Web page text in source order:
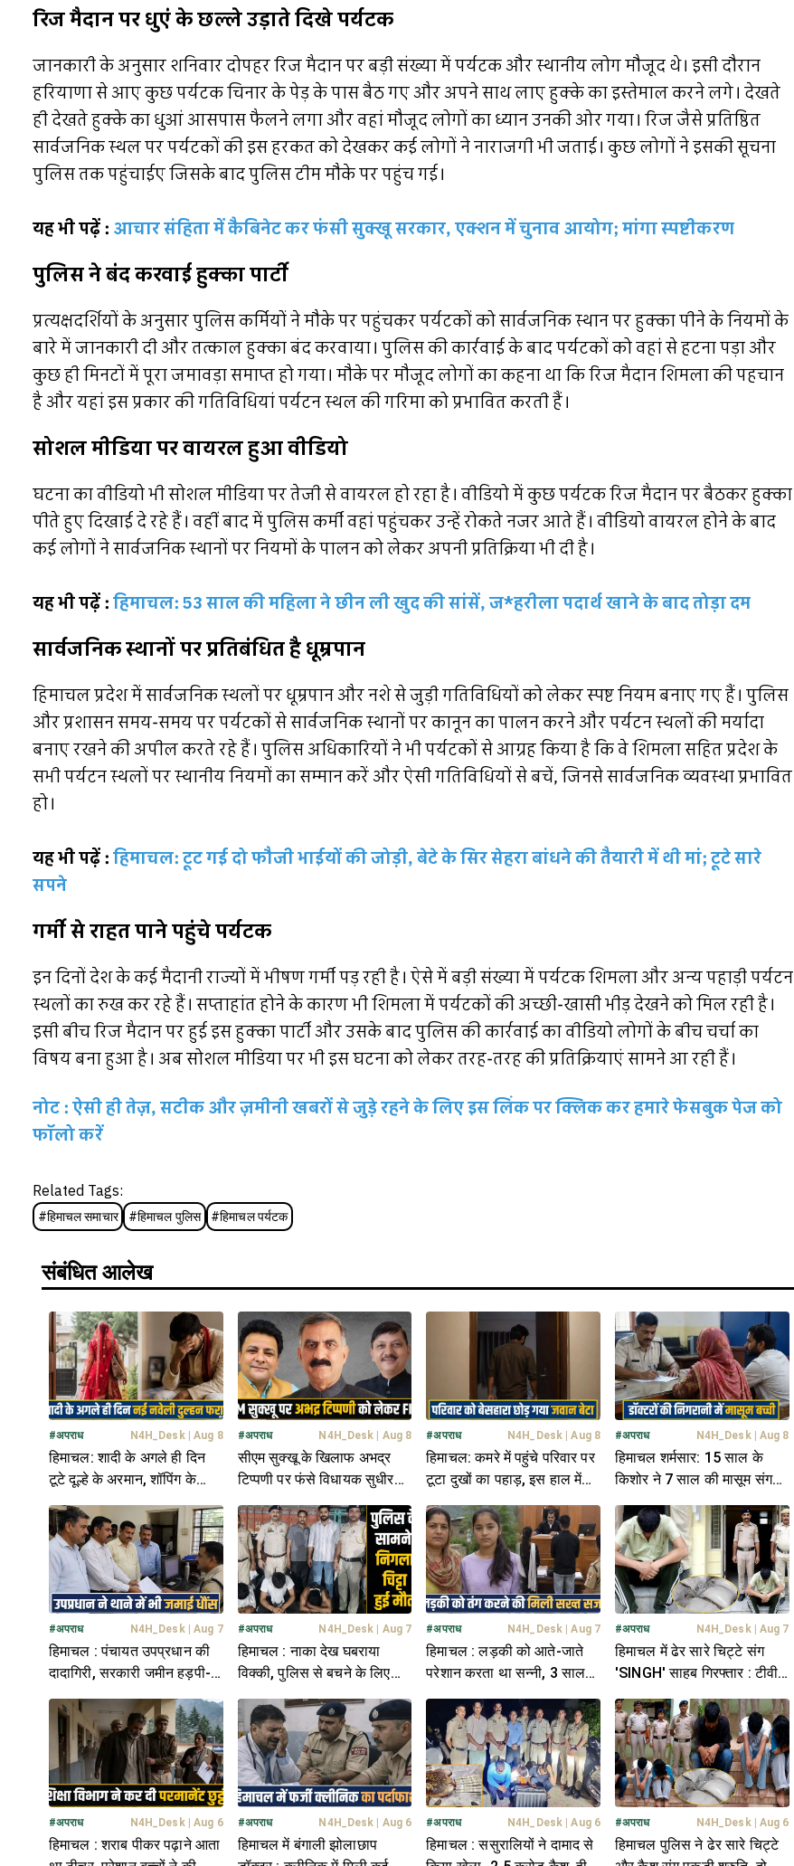
रिज मैदान पर धुएं के छल्ले उड़ाते दिखे पर्यटक
जानकारी के अनुसार शनिवार दोपहर रिज मैदान पर बड़ी संख्या में पर्यटक और स्थानीय लोग मौजूद थे। इसी दौरान
हरियाणा से आए कुछ पर्यटक चिनार के पेड़ के पास बैठ गए और अपने साथ लाए हुक्के का इस्तेमाल करने लगे। देखते
ही देखते हुक्के का धुआं आसपास फैलने लगा और वहां मौजूद लोगों का ध्यान उनकी ओर गया। रिज जैसे प्रतिष्ठित
सार्वजनिक स्थल पर पर्यटकों की इस हरकत को देखकर कई लोगों ने नाराजगी भी जताई। कुछ लोगों ने इसकी सूचना
पुलिस तक पहुंचाईए जिसके बाद पुलिस टीम मौके पर पहुंच गई।
यह भी पढ़ें : आचार संहिता में कैबिनेट कर फंसी सुक्खू सरकार, एक्शन में चुनाव आयोग; मांगा स्पष्टीकरण
पुलिस ने बंद करवाई हुक्का पार्टी
प्रत्यक्षदर्शियों के अनुसार पुलिस कर्मियों ने मौके पर पहुंचकर पर्यटकों को सार्वजनिक स्थान पर हुक्का पीने के नियमों के
बारे में जानकारी दी और तत्काल हुक्का बंद करवाया। पुलिस की कार्रवाई के बाद पर्यटकों को वहां से हटना पड़ा और
कुछ ही मिनटों में पूरा जमावड़ा समाप्त हो गया। मौके पर मौजूद लोगों का कहना था कि रिज मैदान शिमला की पहचान
है और यहां इस प्रकार की गतिविधियां पर्यटन स्थल की गरिमा को प्रभावित करती हैं।
सोशल मीडिया पर वायरल हुआ वीडियो
घटना का वीडियो भी सोशल मीडिया पर तेजी से वायरल हो रहा है। वीडियो में कुछ पर्यटक रिज मैदान पर बैठकर हुक्का
पीते हुए दिखाई दे रहे हैं। वहीं बाद में पुलिस कर्मी वहां पहुंचकर उन्हें रोकते नजर आते हैं। वीडियो वायरल होने के बाद
कई लोगों ने सार्वजनिक स्थानों पर नियमों के पालन को लेकर अपनी प्रतिक्रिया भी दी है।
यह भी पढ़ें :हिमाचल: 53 साल की महिला ने छीन ली खुद की सांसें, ज*हरीला पदार्थ खाने के बाद तोड़ा दम
सार्वजनिक स्थानों पर प्रतिबंधित है धूम्रपान
हिमाचल प्रदेश में सार्वजनिक स्थलों पर धूम्रपान और नशे से जुड़ी गतिविधियों को लेकर स्पष्ट नियम बनाए गए हैं। पुलिस
और प्रशासन समय-समय पर पर्यटकों से सार्वजनिक स्थानों पर कानून का पालन करने और पर्यटन स्थलों की मर्यादा
बनाए रखने की अपील करते रहे हैं। पुलिस अधिकारियों ने भी पर्यटकों से आग्रह किया है कि वे शिमला सहित प्रदेश के
सभी पर्यटन स्थलों पर स्थानीय नियमों का सम्मान करें और ऐसी गतिविधियों से बचें, जिनसे सार्वजनिक व्यवस्था प्रभावित
हो।
यह भी पढ़ें :हिमाचल: टूट गई दो फौजी भाईयों की जोड़ी, बेटे के सिर सेहरा बांधने की तैयारी में थी मां; टूटे सारे
सपने
गर्मी से राहत पाने पहुंचे पर्यटक
इन दिनों देश के कई मैदानी राज्यों में भीषण गर्मी पड़ रही है। ऐसे में बड़ी संख्या में पर्यटक शिमला और अन्य पहाड़ी पर्यटन
स्थलों का रुख कर रहे हैं। सप्ताहांत होने के कारण भी शिमला में पर्यटकों की अच्छी-खासी भीड़ देखने को मिल रही है।
इसी बीच रिज मैदान पर हुई इस हुक्का पार्टी और उसके बाद पुलिस की कार्रवाई का वीडियो लोगों के बीच चर्चा का
विषय बना हुआ है। अब सोशल मीडिया पर भी इस घटना को लेकर तरह-तरह की प्रतिक्रियाएं सामने आ रही हैं।
नोट : ऐसी ही तेज़, सटीक और ज़मीनी खबरों से जुड़े रहने के लिए इस लिंक पर क्लिक कर हमारे फेसबुक पेज को
फॉलो करें
Related Tags:
#हिमाचल समाचार #हिमाचल पुलिस #हिमाचल पर्यटक
संबंधित आलेख
#अपराध N4H_Desk| Aug 8
हिमाचल: शादी के अगले ही दिन
टूटे दूल्हे के अरमान, शॉपिंग के
बहाने निकली नई नवेली दुल्हन
फरार
#अपराध N4H_Desk Aug 8
सीएम सुक्खू के खिलाफ अभद्र
टिप्पणी पर फंसे विधायक सुधीर
शर्मा और राजेंद्र राणा- FIR दर्ज
#अपराध N4H_Desk Aug 8
हिमाचल: कमरे में पहुंचे परिवार पर
टूटा दुखों का पहाड़, इस हाल में
मिली जवान बेटे की देह
#अपराध N4H_Desk| Aug 8
हिमाचल शर्मसार: 15 साल के
किशोर ने 7 साल की मासूम संग
की नीचता, पुलिस कर रही तलाश
#अपराध N4H_Desk| Aug 7
हिमाचल : पंचायत उपप्रधान की
दादागिरी, सरकारी जमीन हड़पी-
पिता ने दिया साथ, FIR दर्ज
#अपराध N4H_Desk Aug 7
हिमाचल : नाका देख घबराया
विक्की, पुलिस से बचने के लिए
निगला चिट्टा- तोड़ा दम
#अपराध N4H_Desk Aug 7
हिमाचल : लड़की को आते-जाते
परेशान करता था सन्नी, 3 साल
चला केस- अब मिली सजा
#अपराध N4H_Desk| Aug 7
हिमाचल में ढेर सारे चिट्टे संग
'SINGH' साहब गिरफ्तार : टीवी
के स्पीकर में छिपाई थी खेप
#अपराध N4H_Desk| Aug 6
हिमाचल : शराब पीकर पढ़ाने आता
#अपराध N4H_Desk Aug 6
हिमाचल में बंगाली झोलाछाप
#अपराध N4H_Desk Aug 6
हिमाचल : ससुरालियों ने दामाद से
#अपराध N4H_Desk| Aug 6
हिमाचल पुलिस ने ढेर सारे चिट्टे